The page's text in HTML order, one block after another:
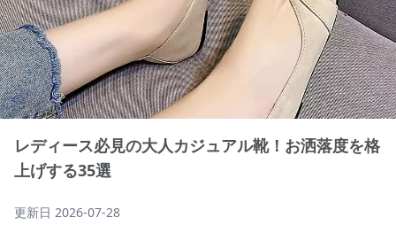
レディース必見の大人カジュアル靴！お洒落度を格
上げする35選
更新日 2026-07-28